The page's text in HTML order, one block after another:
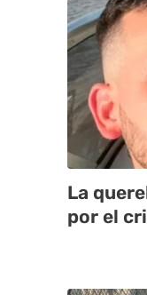
La
por el